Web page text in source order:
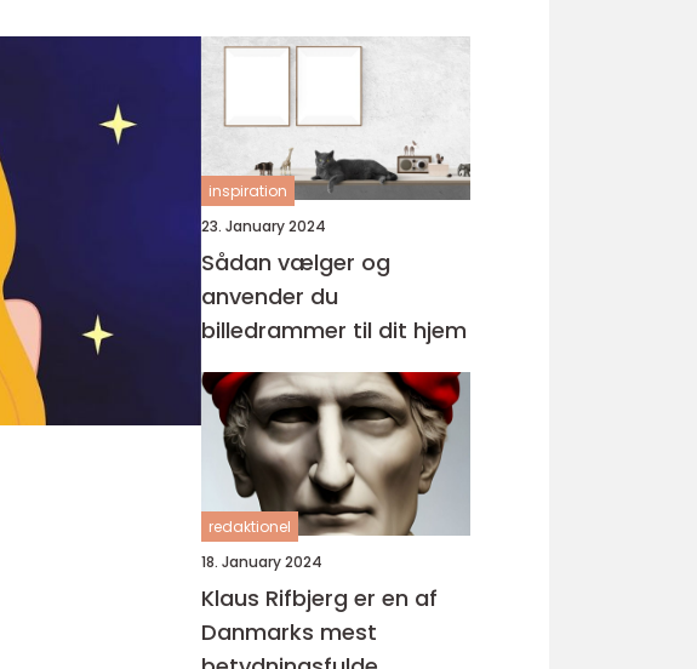
inspiration
23. January 2024
Sådan vælger og
anvender du
billedrammer til dit hjem
redaktionel
18. January 2024
Klaus Rifbjerg er en af
Danmarks mest